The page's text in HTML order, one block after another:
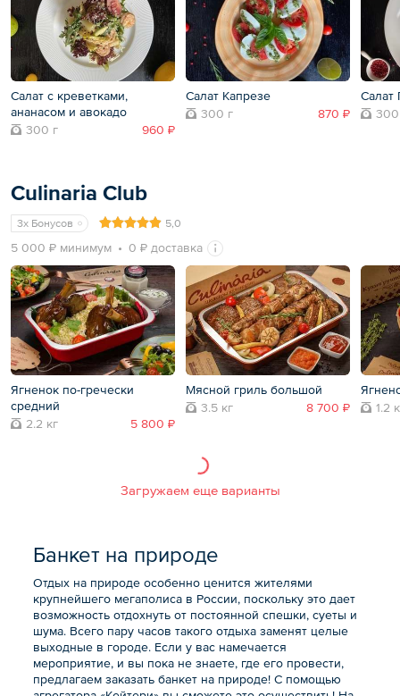
Салат с креветками,
ананасом и авокадо
300 г
960 ₽
Салат Капрезе
300 г
870 ₽
Салат
300
Culinaria Club
3x Бонусов 5,0
5 000 ₽ минимум 0 ₽ доставка
Ягненок по-гречески
средний
2.2 кг
5 800 ₽
Мясной гриль большой
3.5 кг
8 700 ₽
1.2
Загружаем еще варианты
Банкет на природе
Отдых на природе особенно ценится жителями
крупнейшего мегаполиса в России, поскольку это дает
возможность отдохнуть от постоянной спешки, суеты и
шума. Всего пару часов такого отдыха заменят целые
выходные в городе. Если у вас намечается
мероприятие, и вы пока не знаете, где его провести,
предлагаем заказать банкет на природе! С помощью